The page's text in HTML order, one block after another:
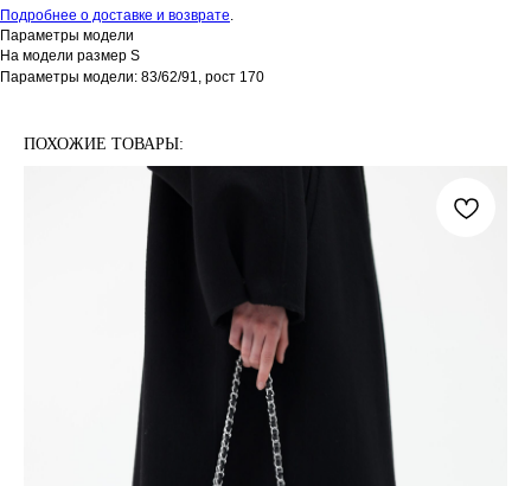
Подробнее о доставке и возврате.
Параметры модели
На модели размер S
Параметры модели: 83/62/91, рост 170
ПОХОЖИЕ ТОВАРЫ: